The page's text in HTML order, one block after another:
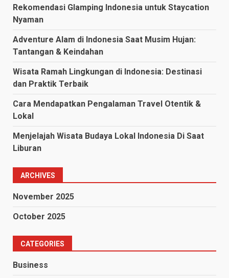
Rekomendasi Glamping Indonesia untuk Staycation
Nyaman
Adventure Alam di Indonesia Saat Musim Hujan:
Tantangan & Keindahan
Wisata Ramah Lingkungan di Indonesia: Destinasi
dan Praktik Terbaik
Cara Mendapatkan Pengalaman Travel Otentik &
Lokal
Menjelajah Wisata Budaya Lokal Indonesia Di Saat
Liburan
ARCHIVES
November 2025
October 2025
CATEGORIES
Business